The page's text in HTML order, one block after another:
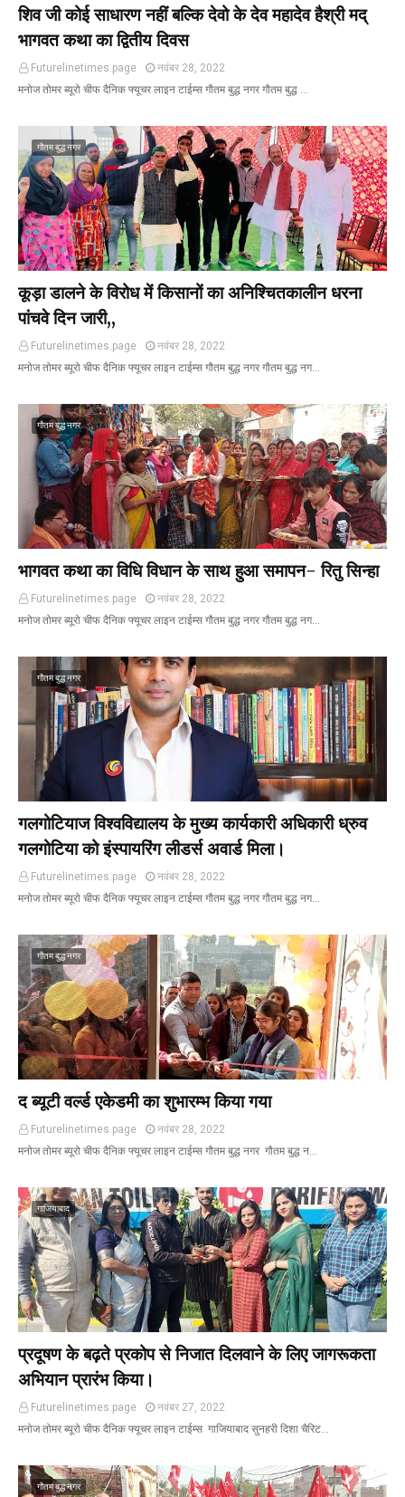
शिव जी कोई साधारण नहीं बल्कि देवो के देव महादेव हैश्री मद्
भागवत कथा का द्वितीय दिवस
Futurelinetimes.page
नवंबर 28, 2022
मनोज तोमर ब्यूरो चीफ दैनिक फ्यूचर लाइन टाईम्स गौतम बुद्ध नगर गौतम बुद्ध …
गौतम बुद्ध नगर
कूड़ा डालने के विरोध में किसानों का अनिश्चितकालीन धरना
पांचवे दिन जारी,,
Futurelinetimes.page
नवंबर 28, 2022
मनोज तोमर ब्यूरो चीफ दैनिक फ्यूचर लाइन टाईम्स गौतम बुद्ध नगर गौतम बुद्ध नग…
गौतम बुद्ध नगर
भागवत कथा का विधि विधान के साथ हुआ समापन- रितु सिन्हा
Futurelinetimes.page
नवंबर 28, 2022
मनोज तोमर ब्यूरो चीफ दैनिक फ्यूचर लाइन टाईम्स गौतम बुद्ध नगर गौतम बुद्ध नग…
गौतम बुद्ध नगर
गलगोटियाज विश्वविद्यालय के मुख्य कार्यकारी अधिकारी ध्रुव
गलगोटिया को इंस्पायरिंग लीडर्स अवार्ड मिला।
Futurelinetimes.page
नवंबर 28, 2022
मनोज तोमर ब्यूरो चीफ दैनिक फ्यूचर लाइन टाईम्स गौतम बुद्ध नगर गौतम बुद्ध नग…
गौतम बुद्ध नगर
द ब्यूटी वर्ल्ड एकेडमी का शुभारम्भ किया गया
Futurelinetimes.page
नवंबर 28, 2022
मनोज तोमर ब्यूरो चीफ दैनिक फ्यूचर लाइन टाईम्स गौतम बुद्ध नगर गौतम बुद्ध न…
गाजियाबाद
प्रदूषण के बढ़ते प्रकोप से निजात दिलवाने के लिए जागरूकता
अभियान प्रारंभ किया।
Futurelinetimes.page
नवंबर 27, 2022
मनोज तोमर ब्यूरो चीफ दैनिक फ्यूचर लाइन टाईम्स गाजियाबाद सुनहरी दिशा चैरिट…
गौतम बुद्ध नगर